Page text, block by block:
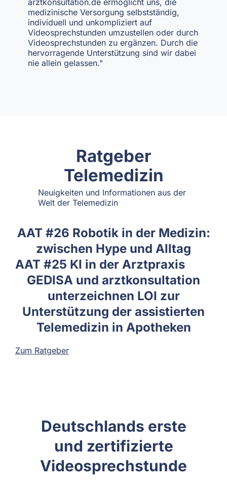
medizinische Versorgung selbstständig,
individuell und unkompliziert auf
Videosprechstunden umzustellen oder durch
Videosprechstunden zu ergänzen. Durch die
hervorragende Unterstützung sind wir dabei
nie allein gelassen."
Ratgeber
Telemedizin
Neuigkeiten und Informationen aus der
Welt der Telemedizin
AAT #26 Robotik in der Medizin:
zwischen Hype und Alltag
AAT #25 KI in der Arztpraxis
GEDISA und arztkonsultation
unterzeichnen LOI zur
Unterstützung der assistierten
Telemedizin in Apotheken
Zum Ratgeber
Deutschlands erste
und zertifizierte
Videosprechstunde